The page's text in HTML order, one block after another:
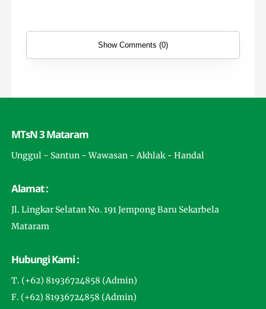
Show Comments (0)
MTsN 3 Mataram
Unggul - Santun - Wawasan - Akhlak - Handal
Alamat :
Jl. Lingkar Selatan No. 191 Jempong Baru Sekarbela
Mataram
Hubungi Kami :
T. (+62) 81936724858 (Admin)
F. (+62) 81936724858 (Admin)